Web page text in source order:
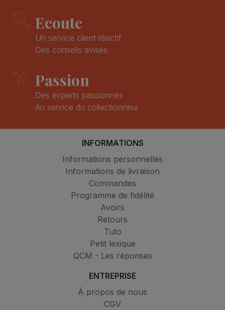
Ecoute
Un service client réactif
Des conseils avisés
Passion
Des experts passionnés
Au service du collectionneur
INFORMATIONS
Informations personnelles
Informations de livraison
Commandes
Programme de fidélité
Avoirs
Retours
Tuto
Petit lexique
QCM - Les réponses
ENTREPRISE
À propos de nous
CGV